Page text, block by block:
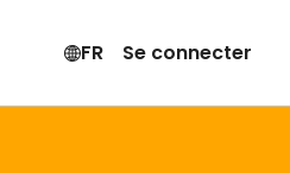
FR Se connecter